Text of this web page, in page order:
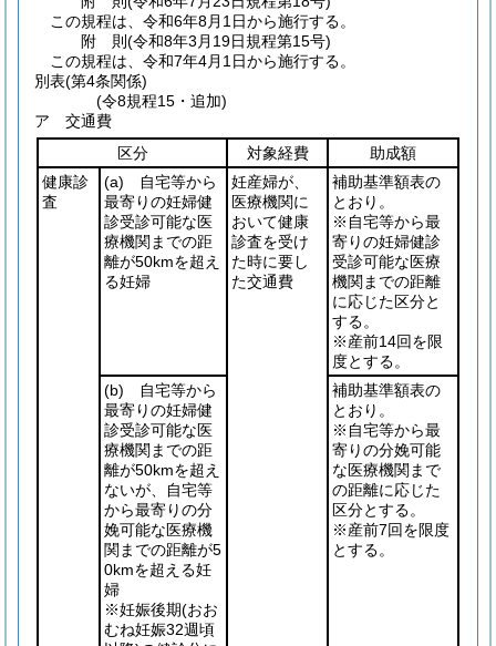
この規程は、令和6年8月1日から施行する。
附 則(令和8年3月19日規程第15号)
この規程は、令和7年4月1日から施行する。
別表(第4条関係)
(令8規程15・追加)
ア 交通費
区分
対象経費
助成額
健康診
査
(a) 自宅等から
最寄りの妊婦健
診受診可能な医
療機関までの距
離が50kmを超え
る妊婦
妊産婦が、
医療機関に
おいて健康
診査を受け
た時に要し
た交通費
補助基準額表の
とおり。
※自宅等から最
寄りの妊婦健診
受診可能な医療
機関までの距離
に応じた区分と
する。
※産前14回を限
度とする。
(b) 自宅等から
最寄りの妊婦健
診受診可能な医
療機関までの距
離が50kmを超え
ないが、自宅等
から最寄りの分
娩可能な医療機
関までの距離が5
0kmを超える妊
婦
※妊娠後期(おお
むね妊娠32週頃
補助基準額表の
とおり。
※自宅等から最
寄りの分娩可能
な医療機関まで
の距離に応じた
区分とする。
※産前7回を限度
とする。